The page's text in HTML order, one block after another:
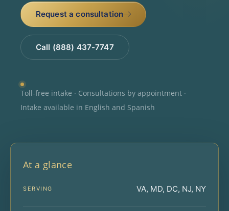
Request a consultation
Call (888) 437-7747
Toll-free intake · Consultations by appointment ·
Intake available in English and Spanish
At a glance
SERVING VA, MD, DC, NJ, NY